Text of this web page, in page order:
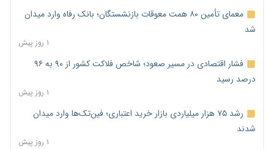
معمای تأمین ۸۰ همت معوقات بازنشستگان؛ بانک رفاه وارد میدان
شد
۱ روز پیش
فشار اقتصادی در مسیر صعود؛ شاخص فلاکت کشور از ۹۰ به ۹۶
درصد رسید
۱ روز پیش
رشد ۷۵ هزار میلیاردی بازار خرید اعتباری؛ فین‌تک‌ها وارد میدان
شدند
۱ روز پیش